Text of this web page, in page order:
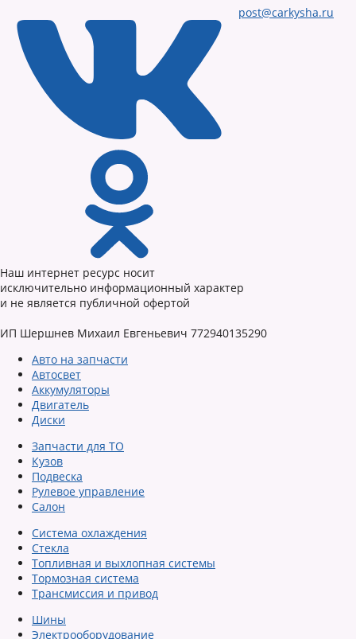
post@carkysha.ru
Наш интернет ресурс носит
исключительно информационный характер
и не является публичной офертой
ИП Шершнев Михаил Евгеньевич 772940135290
Авто на запчасти
Автосвет
Аккумуляторы
Двигатель
Диски
Запчасти для ТО
Кузов
Подвеска
Рулевое управление
Салон
Система охлаждения
Стекла
Топливная и выхлопная системы
Тормозная система
Трансмиссия и привод
Шины
Электрооборудование